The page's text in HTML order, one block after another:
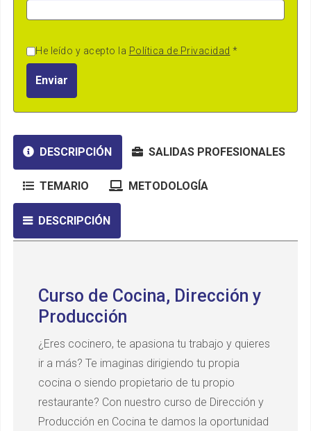
He leído y acepto la Política de Privacidad *
Enviar
DESCRIPCIÓN SALIDAS PROFESIONALES
TEMARIO METODOLOGÍA
DESCRIPCIÓN
Curso de Cocina, Dirección y
Producción
¿Eres cocinero, te apasiona tu trabajo y quieres
ir a más? Te imaginas dirigiendo tu propia
cocina o siendo propietario de tu propio
restaurante? Con nuestro curso de Dirección y
Producción en Cocina te damos la oportunidad